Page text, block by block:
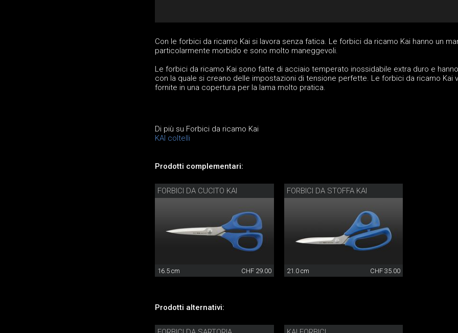
Con le forbici da ricamo Kai si lavora senza fatica. Le forbici da ricamo Kai hanno un
particolarmente morbido e sono molto maneggevoli.
Le forbici da ricamo Kai sono fatte di acciaio temperato inossidabile extra duro e
con la quale si creano delle impostazioni di tensione perfette. Le forbici da ricamo Kai
fornite in una copertura per la lama molto pratica.
Di più su Forbici da ricamo Kai
KAI coltelli
Prodotti complementari:
FORBICI DA CUCITO KAI
16.5 cm CHF 29.00
FORBICI DA STOFFA KAI
21.0 cm CHF 35.00
Prodotti alternativi: